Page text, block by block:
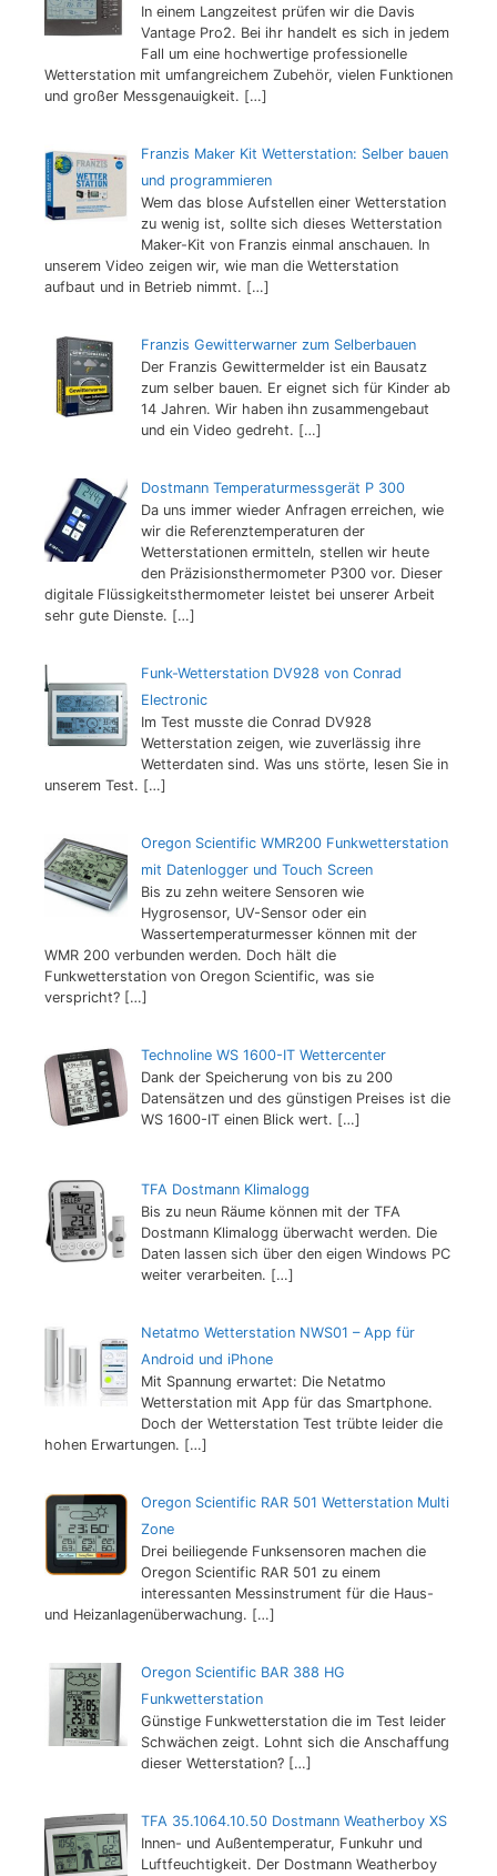
In einem Langzeitest prüfen wir die Davis
Vantage Pro2. Bei ihr handelt es sich in jedem
Fall um eine hochwertige professionelle
Wetterstation mit umfangreichem Zubehör, vielen Funktionen
und großer Messgenauigkeit. […]
Franzis Maker Kit Wetterstation: Selber bauen
und programmieren
Wem das blose Aufstellen einer Wetterstation
zu wenig ist, sollte sich dieses Wetterstation
Maker-Kit von Franzis einmal anschauen. In
unserem Video zeigen wir, wie man die Wetterstation
aufbaut und in Betrieb nimmt. […]
Franzis Gewitterwarner zum Selberbauen
Der Franzis Gewittermelder ist ein Bausatz
zum selber bauen. Er eignet sich für Kinder ab
14 Jahren. Wir haben ihn zusammengebaut
und ein Video gedreht. […]
Dostmann Temperaturmessgerät P 300
Da uns immer wieder Anfragen erreichen, wie
wir die Referenztemperaturen der
Wetterstationen ermitteln, stellen wir heute
den Präzisionsthermometer P300 vor. Dieser
digitale Flüssigkeitsthermometer leistet bei unserer Arbeit
sehr gute Dienste. […]
Funk-Wetterstation DV928 von Conrad
Electronic
Im Test musste die Conrad DV928
Wetterstation zeigen, wie zuverlässig ihre
Wetterdaten sind. Was uns störte, lesen Sie in
unserem Test. […]
Oregon Scientific WMR200 Funkwetterstation
mit Datenlogger und Touch Screen
Bis zu zehn weitere Sensoren wie
Hygrosensor, UV-Sensor oder ein
Wassertemperaturmesser können mit der
WMR 200 verbunden werden. Doch hält die
Funkwetterstation von Oregon Scientific, was sie
verspricht? […]
Technoline WS 1600-IT Wettercenter
Dank der Speicherung von bis zu 200
Datensätzen und des günstigen Preises ist die
WS 1600-IT einen Blick wert. […]
TFA Dostmann Klimalogg
Bis zu neun Räume können mit der TFA
Dostmann Klimalogg überwacht werden. Die
Daten lassen sich über den eigen Windows PC
weiter verarbeiten. […]
Netatmo Wetterstation NWS01 – App für
Android und iPhone
Mit Spannung erwartet: Die Netatmo
Wetterstation mit App für das Smartphone.
Doch der Wetterstation Test trübte leider die
hohen Erwartungen. […]
Oregon Scientific RAR 501 Wetterstation Multi
Zone
Drei beiliegende Funksensoren machen die
Oregon Scientific RAR 501 zu einem
interessanten Messinstrument für die Haus-
und Heizanlagenüberwachung. […]
Oregon Scientific BAR 388 HG
Funkwetterstation
Günstige Funkwetterstation die im Test leider
Schwächen zeigt. Lohnt sich die Anschaffung
dieser Wetterstation? […]
TFA 35.1064.10.50 Dostmann Weatherboy XS
Innen- und Außentemperatur, Funkuhr und
Luftfeuchtigkeit. Der Dostmann Weatherboy